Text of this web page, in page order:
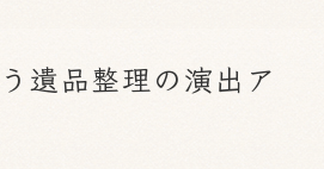
遺品整理の演出ア